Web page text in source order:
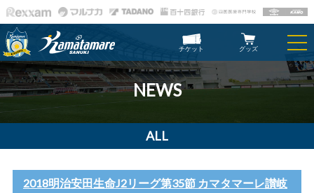
チケット グッズ
NEWS
ALL
2018明治安田生命J2リーグ第35節 カマタマーレ讃岐